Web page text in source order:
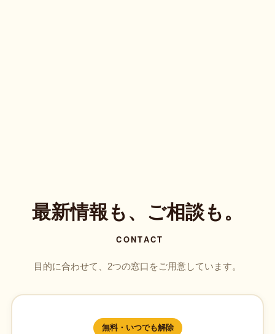
最新情報も、ご相談も。
CONTACT
目的に合わせて、2つの窓口をご用意しています。
無料・いつでも解除